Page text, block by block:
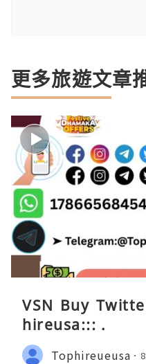
更多旅遊文章
VSN Buy
hireusa::: .
Tophireueusa